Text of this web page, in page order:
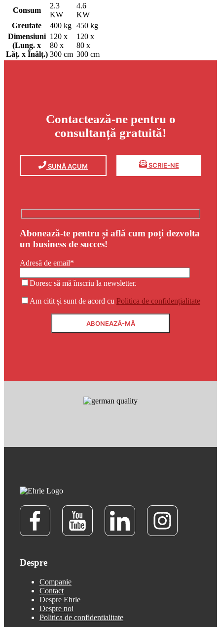
Consum
2.3
KW
4.6
KW
Greutate
400 kg 450 kg
Dimensiuni
(Lung. x
Lăț. x Înălț.)
120 x
80 x
300 cm
120 x
80 x
300 cm
Contactează-ne pentru o
consultanță gratuită!
SUNĂ ACUM SCRIE-NE
Abonează-te pentru și află cum poți dezvolta
un business de succes!
Adresă de email*
Doresc să mă înscriu la newsletter.
Am citit și sunt de acord cu Politica de confidențialitate
Despre
Companie
Contact
Despre Ehrle
Despre noi
Politica de confidentialitate